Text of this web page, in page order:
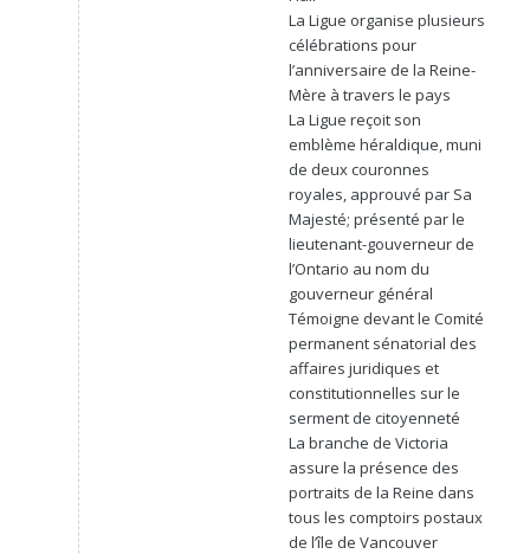
La Ligue organise plusieurs
célébrations pour
l’anniversaire de la Reine-
Mère à travers le pays
La Ligue reçoit son
emblème héraldique, muni
de deux couronnes
royales, approuvé par Sa
Majesté; présenté par le
lieutenant-gouverneur de
l’Ontario au nom du
gouverneur général
Témoigne devant le Comité
permanent sénatorial des
affaires juridiques et
constitutionnelles sur le
serment de citoyenneté
La branche de Victoria
assure la présence des
portraits de la Reine dans
tous les comptoirs postaux
de l’île de Vancouver